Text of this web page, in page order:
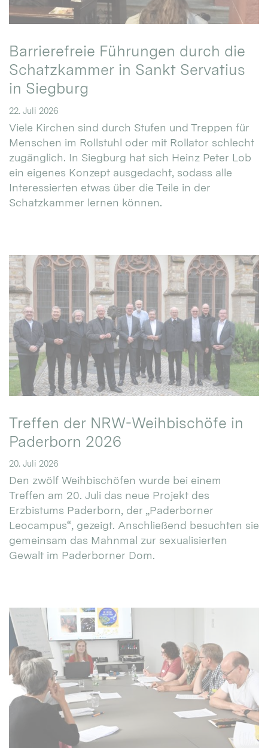
Barrierefreie Führungen durch die
Schatzkammer in Sankt Servatius
in Siegburg
22. Juli 2026
Viele Kirchen sind durch Stufen und Treppen für
Menschen im Rollstuhl oder mit Rollator schlecht
zugänglich. In Siegburg hat sich Heinz Peter Lob
ein eigenes Konzept ausgedacht, sodass alle
Interessierten etwas über die Teile in der
Schatzkammer lernen können.
Treffen der NRW-Weihbischöfe in
Paderborn 2026
20. Juli 2026
Den zwölf Weihbischöfen wurde bei einem
Treffen am 20. Juli das neue Projekt des
Erzbistums Paderborn, der „Paderborner
Leocampus“, gezeigt. Anschließend besuchten sie
gemeinsam das Mahnmal zur sexualisierten
Gewalt im Paderborner Dom.